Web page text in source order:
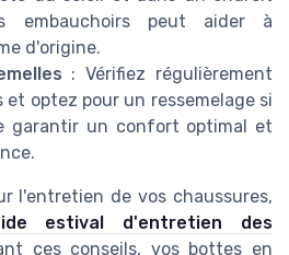
embauchoirs peut aider à
d'origine.
: Vérifiez régulièrement
et optez pour un ressemelage si
garantir un confort optimal et
l'entretien de vos chaussures,
estival d'entretien des
ces conseils, vos bottes en